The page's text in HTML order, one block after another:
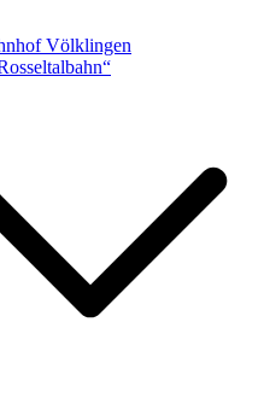
Völklingen